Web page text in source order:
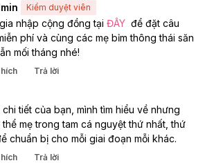
Kiểm duyệt viên
nhập cộng đồng tại ĐÂY
  để đặt câu
phí và cùng các mẹ bỉm thông thái săn
mối tháng nhé!
Trả lời
tiết của bạn, mình tìm hiểu về nhưng
mẹ trong tam cá nguyệt thứ nhất, thứ
chuẩn bị cho mỗi giai đoạn mỗi khác.
Trả lời